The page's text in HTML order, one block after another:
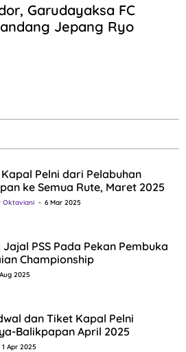
Garudayaksa FC
Jepang Ryo
Pelni dari Pelabuhan
ke Semua Rute, Maret 2025
Oktaviani 6 Mar 2025
PSS Pada Pekan Pembuka
Championship
2025
dan Tiket Kapal Pelni
Balikpapan April 2025
1 Apr 2025